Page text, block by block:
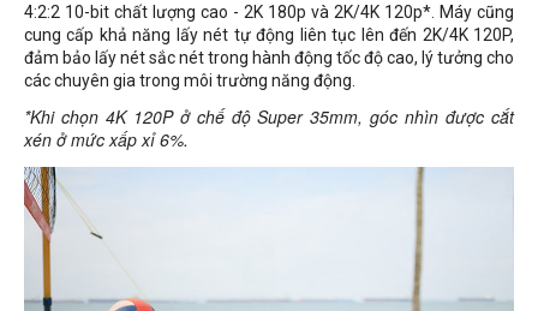
4:2:2 10-bit chất lượng cao - 2K 180p và 2K/4K 120p*. Máy cũng
cung cấp khả năng lấy nét tự động liên tục lên đến 2K/4K 120P,
đảm bảo lấy nét sắc nét trong hành động tốc độ cao, lý tưởng cho
các chuyên gia trong môi trường năng động.
*Khi chọn 4K 120P ở chế độ Super 35mm, góc nhìn được cắt
xén ở mức xấp xỉ 6%.